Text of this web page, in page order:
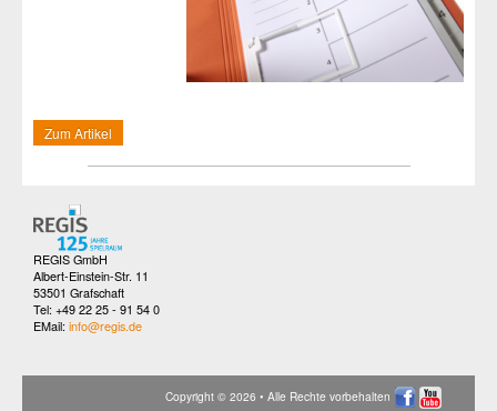
Zum Artikel
REGIS GmbH
Albert-Einstein-Str. 11
53501 Grafschaft
Tel: +49 22 25 - 91 54 0
EMail: info@regis.de
Copyright © 2026 • Alle Rechte vorbehalten